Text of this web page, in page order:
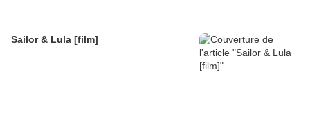
Sailor & Lula [film]